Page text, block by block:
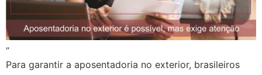
”
Para garantir a aposentadoria no exterior, brasileiros